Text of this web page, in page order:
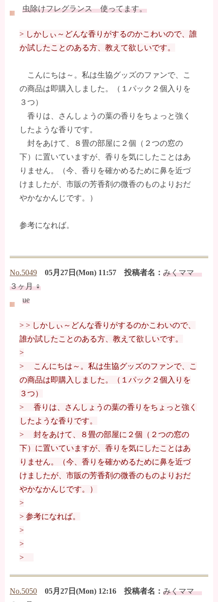
虫除けフレグランス 使ってます。
> しかしぃ～どんな香りがするのかこわいので、誰
か試したことのある方、教えて欲しいです。
こんにちは～。私は生協グッズのファンで、こ
の商品は即購入しました。（１パック２個入りを
３つ）
香りは、さんしょうの葉の香りをちょっと強く
したような香りです。
封をあけて、８畳の部屋に２個（２つの窓の
下）に置いていますが、香りを気にしたことはあ
りません。（今、香りを確かめるために鼻を近づ
けましたが、市販の芳香剤の微香のものよりおだ
やかなかんじです。）
参考になれば。
No.5049 05月27日(Mon) 11:57 投稿者名： みくママ
３ヶ月 ♀
ue
> > しかしぃ～どんな香りがするのかこわいので、
誰か試したことのある方、教えて欲しいです。
>
> こんにちは～。私は生協グッズのファンで、こ
の商品は即購入しました。（１パック２個入りを
３つ）
> 香りは、さんしょうの葉の香りをちょっと強く
したような香りです。
> 封をあけて、８畳の部屋に２個（２つの窓の
下）に置いていますが、香りを気にしたことはあ
りません。（今、香りを確かめるために鼻を近づ
けましたが、市販の芳香剤の微香のものよりおだ
やかなかんじです。）
>
> 参考になれば。
>
>
>
No.5050 05月27日(Mon) 12:16 投稿者名： みくママ